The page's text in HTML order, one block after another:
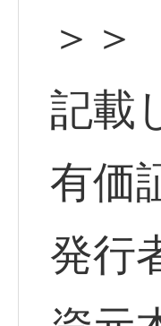
＞＞
記載
有価
発行